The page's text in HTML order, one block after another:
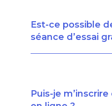
Est-ce possible
séance d’essai
Puis-je